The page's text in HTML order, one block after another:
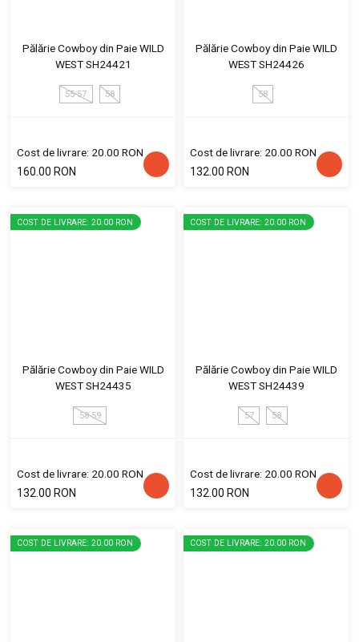
Pălărie Cowboy din Paie WILD
WEST SH24421
55-57 58
Cost de livrare: 20.00 RON
160.00 RON
Pălărie Cowboy din Paie WILD
WEST SH24426
58
Cost de livrare: 20.00 RON
132.00 RON
COST DE LIVRARE: 20.00 RON
Pălărie Cowboy din Paie WILD
WEST SH24435
58-59
Cost de livrare: 20.00 RON
132.00 RON
COST DE LIVRARE: 20.00 RON
Pălărie Cowboy din Paie WILD
WEST SH24439
57 58
Cost de livrare: 20.00 RON
132.00 RON
COST DE LIVRARE: 20.00 RON COST DE LIVRARE: 20.00 RON